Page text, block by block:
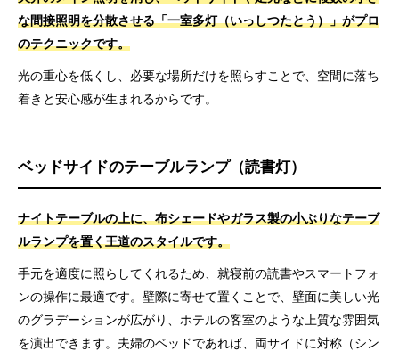
な間接照明を分散させる「一室多灯（いっしつたとう）」がプロ
のテクニックです。
光の重心を低くし、必要な場所だけを照らすことで、空間に落ち
着きと安心感が生まれるからです。
ベッドサイドのテーブルランプ（読書灯）
ナイトテーブルの上に、布シェードやガラス製の小ぶりなテーブ
ルランプを置く王道のスタイルです。
手元を適度に照らしてくれるため、就寝前の読書やスマートフォ
ンの操作に最適です。壁際に寄せて置くことで、壁面に美しい光
のグラデーションが広がり、ホテルの客室のような上質な雰囲気
を演出できます。夫婦のベッドであれば、両サイドに対称（シン